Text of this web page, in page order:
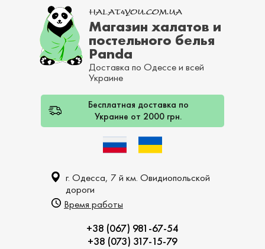
Магазин халатов и
постельного белья
Panda
Доставка по Одессе и всей
Украине
Бесплатная доставка по
Украине от 2000 грн.
г. Одесса, 7 й км. Овидиопольской
дороги
Время работы
+38 (067) 981-67-54
+38 (073) 317-15-79